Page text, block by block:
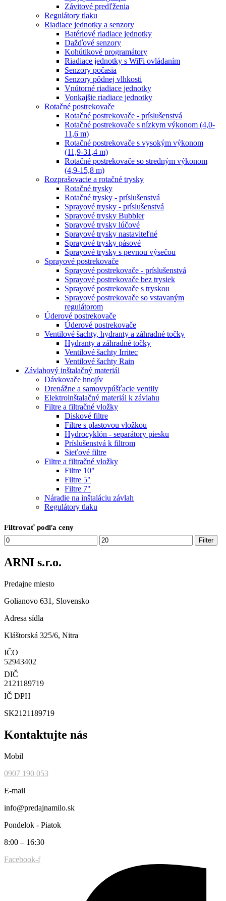
Závitové predľženia
Regulátory tlaku
Riadiace jednotky a senzory
Batériové riadiace jednotky
Dažďové senzory
Kohútikové programátory
Riadiace jednotky s WiFi ovládaním
Senzory počasia
Senzory pôdnej vlhkosti
Vnútorné riadiace jednotky
Vonkajšie riadiace jednotky
Rotačné postrekovače
Rotačné postrekovače - príslušenstvá
Rotačné postrekovače s nízkym výkonom (4,0-
11,6 m)
Rotačné postrekovače s vysokým výkonom
(11,9-31,4 m)
Rotačné postrekovače so stredným výkonom
(4,9-15,8 m)
Rozprašovacie a rotačné trysky
Rotačné trysky
Rotačné trysky - príslušenstvá
Sprayové trysky - príslušenstvá
Sprayové trysky Bubbler
Sprayové trysky lúčové
Sprayové trysky nastaviteľné
Sprayové trysky pásové
Sprayové trysky s pevnou výsečou
Sprayové postrekovače
Sprayové postrekovače - príslušenstvá
Sprayové postrekovače bez trysiek
Sprayové postrekovače s tryskou
Sprayové postrekovače so vstavaným
regulátorom
Úderové postrekovače
Úderové postrekovače
Ventilové šachty, hydranty a záhradné točky
Hydranty a záhradné točky
Ventilové šachty Irritec
Ventilové šachty Rain
Závlahový inštalačný materiál
Dávkovače hnojív
Drenážne a samovypúšťacie ventily
Elektroinštalačný materiál k závlahu
Filtre a filtračné vložky
Diskové filtre
Filtre s plastovou vložkou
Hydrocyklón - separátory piesku
Príslušenstvá k filtrom
Sieťové filtre
Filtre a filtračné vložky
Filtre 10"
Filtre 5"
Filtre 7"
Náradie na inštaláciu závlah
Regulátory tlaku
Filtrovať podľa ceny
Minimálna
cena
Maximálna
cena
Filter
ARNI s.r.o.
Predajne miesto
Golianovo 631, Slovensko
Adresa sídla
Kláštorská 325/6, Nitra
IČO
52943402
DIČ
2121189719
IČ DPH
SK2121189719
Kontaktujte nás
Mobil
0907 190 053
E-mail
info@predajnamilo.sk
Pondelok - Piatok
8:00 – 16:30
Facebook-f